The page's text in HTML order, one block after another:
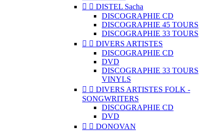
  DISTEL Sacha
DISCOGRAPHIE CD
DISCOGRAPHIE 45 TOURS
DISCOGRAPHIE 33 TOURS
  DIVERS ARTISTES
DISCOGRAPHIE CD
DVD
DISCOGRAPHIE 33 TOURS
VINYLS
  DIVERS ARTISTES FOLK -
SONGWRITERS
DISCOGRAPHIE CD
DVD
  DONOVAN